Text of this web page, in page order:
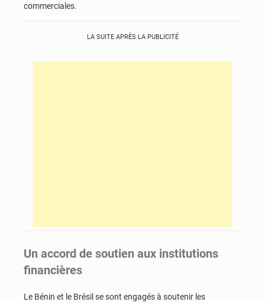
commerciales.
LA SUITE APRÈS LA PUBLICITÉ
Un accord de soutien aux institutions
financières
Le Bénin et le Brésil se sont engagés à soutenir les